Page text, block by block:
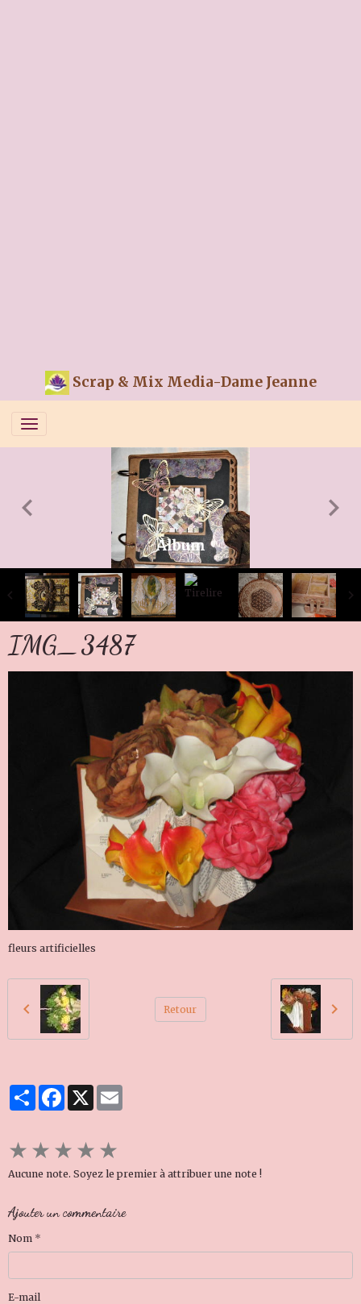
Scrap & Mix Media-Dame Jeanne
Album
IMG_3487
fleurs artificielles
Retour
PartagerFacebook
X
★★★★★
Aucune note. Soyez le premier à attribuer une note !
Ajouter un commentaire
Nom
E-mail